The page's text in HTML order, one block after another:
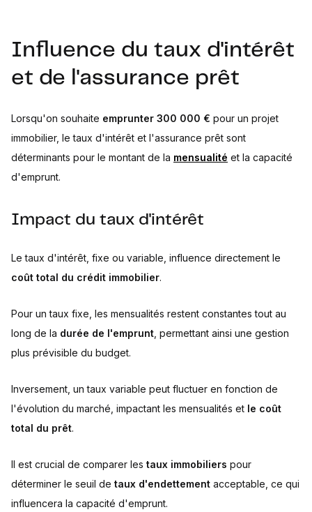
Influence du taux d'intérêt
et de l'assurance prêt
Lorsqu'on souhaite emprunter 300 000 € pour un projet
immobilier, le taux d'intérêt et l'assurance prêt sont
déterminants pour le montant de la mensualité et la capacité
d'emprunt.
Impact du taux d'intérêt
Le taux d'intérêt, fixe ou variable, influence directement le
coût total du crédit immobilier.
Pour un taux fixe, les mensualités restent constantes tout au
long de la durée de l'emprunt , permettant ainsi une gestion
plus prévisible du budget.
Inversement, un taux variable peut fluctuer en fonction de
l'évolution du marché, impactant les mensualités et le coût
total du prêt.
Il est crucial de comparer les taux immobiliers pour
déterminer le seuil de taux d'endettement acceptable, ce qui
influencera la capacité d'emprunt.